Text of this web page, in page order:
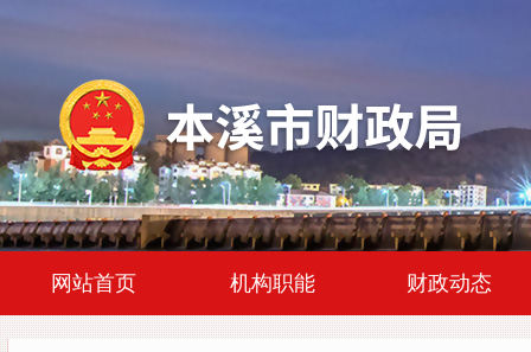
网站首页 机构职能 财政动态